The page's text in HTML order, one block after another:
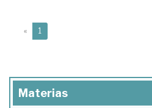
« 1
Materias